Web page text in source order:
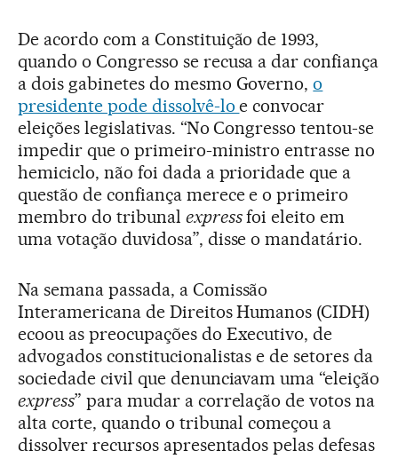
De acordo com a Constituição de 1993,
quando o Congresso se recusa a dar confiança
a dois gabinetes do mesmo Governo,o
presidente pode dissolvê-loe convocar
eleições legislativas. “No Congresso tentou-se
impedir que o primeiro-ministro entrasse no
hemiciclo, não foi dada a prioridade que a
questão de confiança merece e o primeiro
membro do tribunal expressfoi eleito em
uma votação duvidosa”, disse o mandatário.
Na semana passada, a Comissão
Interamericana de Direitos Humanos (CIDH)
ecoou as preocupações do Executivo, de
advogados constitucionalistas e de setores da
sociedade civil que denunciavam uma “eleição
express” para mudar a correlação de votos na
alta corte, quando o tribunal começou a
dissolver recursos apresentados pelas defesas